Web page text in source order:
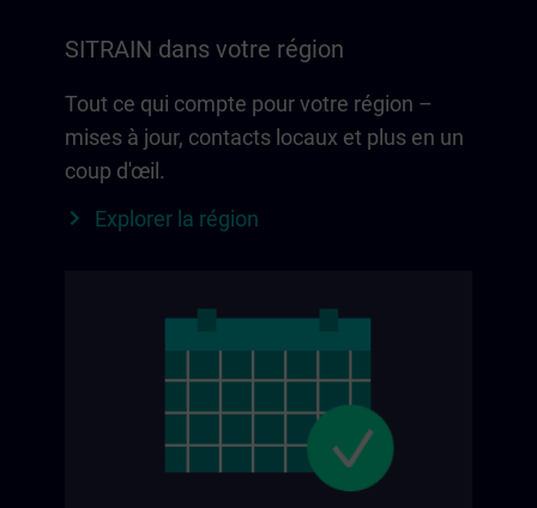
SITRAIN dans votre région
Tout ce qui compte pour votre région –
mises à jour, contacts locaux et plus en un
coup d'œil.
Explorer la région